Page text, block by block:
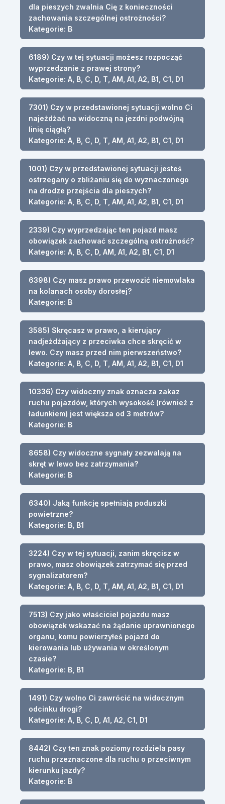
dla pieszych zwalnia Cię z konieczności
zachowania szczególnej ostrożności?
Kategorie: B
6189) Czy w tej sytuacji możesz rozpocząć
wyprzedzanie z prawej strony?
Kategorie: A, B, C, D, T, AM, A1, A2, B1, C1, D1
7301) Czy w przedstawionej sytuacji wolno Ci
najeżdżać na widoczną na jezdni podwójną
linię ciągłą?
Kategorie: A, B, C, D, T, AM, A1, A2, B1, C1, D1
1001) Czy w przedstawionej sytuacji jesteś
ostrzegany o zbliżaniu się do wyznaczonego
na drodze przejścia dla pieszych?
Kategorie: A, B, C, D, T, AM, A1, A2, B1, C1, D1
2339) Czy wyprzedzając ten pojazd masz
obowiązek zachować szczególną ostrożność?
Kategorie: A, B, C, D, AM, A1, A2, B1, C1, D1
6398) Czy masz prawo przewozić niemowlaka
na kolanach osoby dorosłej?
Kategorie: B
3585) Skręcasz w prawo, a kierujący
nadjeżdżający z przeciwka chce skręcić w
lewo. Czy masz przed nim pierwszeństwo?
Kategorie: A, B, C, D, T, AM, A1, A2, B1, C1, D1
10336) Czy widoczny znak oznacza zakaz
ruchu pojazdów, których wysokość (również z
ładunkiem) jest większa od 3 metrów?
Kategorie: B
8658) Czy widoczne sygnały zezwalają na
skręt w lewo bez zatrzymania?
Kategorie: B
6340) Jaką funkcję spełniają poduszki
powietrzne?
Kategorie: B, B1
3224) Czy w tej sytuacji, zanim skręcisz w
prawo, masz obowiązek zatrzymać się przed
sygnalizatorem?
Kategorie: A, B, C, D, T, AM, A1, A2, B1, C1, D1
7513) Czy jako właściciel pojazdu masz
obowiązek wskazać na żądanie uprawnionego
organu, komu powierzyłeś pojazd do
kierowania lub używania w określonym
czasie?
Kategorie: B, B1
1491) Czy wolno Ci zawrócić na widocznym
odcinku drogi?
Kategorie: A, B, C, D, A1, A2, C1, D1
8442) Czy ten znak poziomy rozdziela pasy
ruchu przeznaczone dla ruchu o przeciwnym
kierunku jazdy?
Kategorie: B